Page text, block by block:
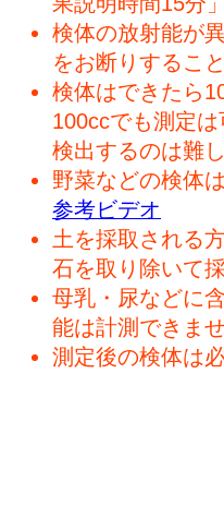
検体の放射能が
をお断りするこ
検体はできたら
100ccでも測定
検出するのは難
野菜などの検体
参考ビデオ
土を採取される
石を取り除いて
母乳・尿などに
能は計測できませ
測定後の検体は